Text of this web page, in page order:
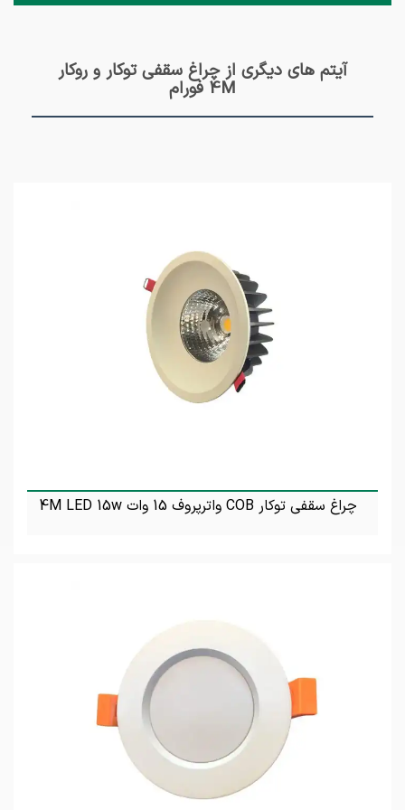
آیتم های دیگری از چراغ سقفی توکار و روکار
4M فورام
چراغ سقفی توکار COB واترپروف 15 وات 4M LED 15w